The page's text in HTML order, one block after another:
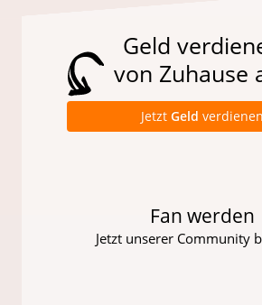
Geld
von Zuhause
Jetzt Geld verdienen
Fan werden
Jetzt unserer Community